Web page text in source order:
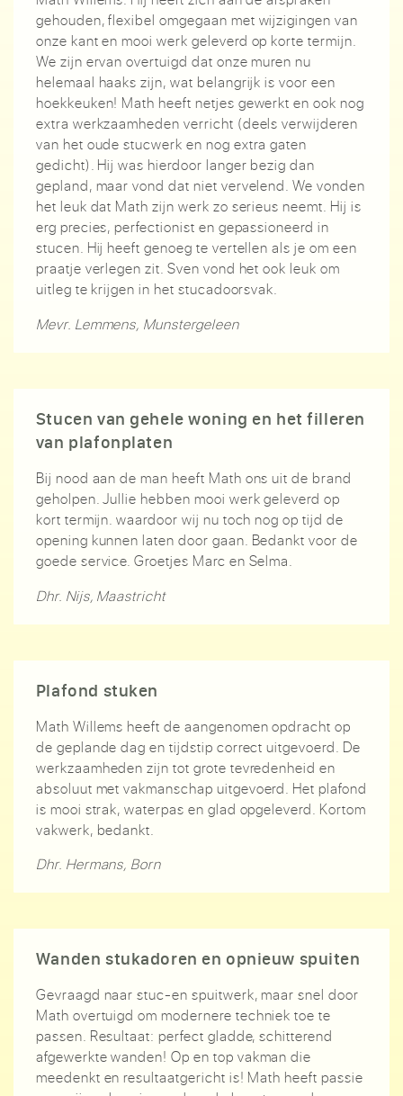
gehouden, flexibel omgegaan met wijzigingen van
onze kant en mooi werk geleverd op korte termijn.
We zijn ervan overtuigd dat onze muren nu
helemaal haaks zijn, wat belangrijk is voor een
hoekkeuken! Math heeft netjes gewerkt en ook nog
extra werkzaamheden verricht (deels verwijderen
van het oude stucwerk en nog extra gaten
gedicht). Hij was hierdoor langer bezig dan
gepland, maar vond dat niet vervelend. We vonden
het leuk dat Math zijn werk zo serieus neemt. Hij is
erg precies, perfectionist en gepassioneerd in
stucen. Hij heeft genoeg te vertellen als je om een
praatje verlegen zit. Sven vond het ook leuk om
uitleg te krijgen in het stucadoorsvak.
Mevr. Lemmens, Munstergeleen
Stucen van gehele woning en het filleren
van plafonplaten
Bij nood aan de man heeft Math ons uit de brand
geholpen. Jullie hebben mooi werk geleverd op
kort termijn. waardoor wij nu toch nog op tijd de
opening kunnen laten door gaan. Bedankt voor de
goede service. Groetjes Marc en Selma.
Dhr. Nijs, Maastricht
Plafond stuken
Math Willems heeft de aangenomen opdracht op
de geplande dag en tijdstip correct uitgevoerd. De
werkzaamheden zijn tot grote tevredenheid en
absoluut met vakmanschap uitgevoerd. Het plafond
is mooi strak, waterpas en glad opgeleverd. Kortom
vakwerk, bedankt.
Dhr. Hermans, Born
Wanden stukadoren en opnieuw spuiten
Gevraagd naar stuc-en spuitwerk, maar snel door
Math overtuigd om modernere techniek toe te
passen. Resultaat: perfect gladde, schitterend
afgewerkte wanden! Op en top vakman die
meedenkt en resultaatgericht is! Math heeft passie